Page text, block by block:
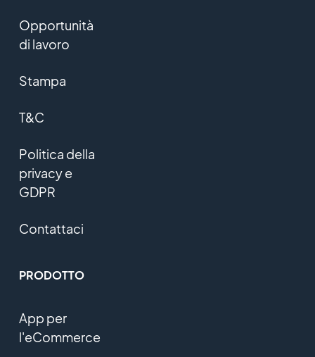
Opportunità
di lavoro
Stampa
T&C
Politica della
privacy e
GDPR
Contattaci
PRODOTTO
App per
l'eCommerce